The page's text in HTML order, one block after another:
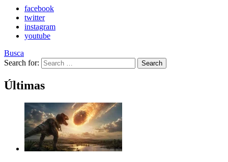
facebook
twitter
instagram
youtube
Busca
Search for:
Search
Últimas